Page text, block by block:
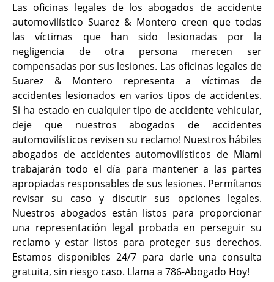
Las oficinas legales de los abogados de accidente
automovilístico Suarez & Montero creen que todas
las víctimas que han sido lesionadas por la
negligencia de otra persona merecen ser
compensadas por sus lesiones. Las oficinas legales de
Suarez & Montero representa a víctimas de
accidentes lesionados en varios tipos de accidentes.
Si ha estado en cualquier tipo de accidente vehicular,
deje que nuestros abogados de accidentes
automovilísticos revisen su reclamo! Nuestros hábiles
abogados de accidentes automovilísticos de Miami
trabajarán todo el día para mantener a las partes
apropiadas responsables de sus lesiones. Permítanos
revisar su caso y discutir sus opciones legales.
Nuestros abogados están listos para proporcionar
una representación legal probada en perseguir su
reclamo y estar listos para proteger sus derechos.
Estamos disponibles 24/7 para darle una consulta
gratuita, sin riesgo caso. Llama a 786-Abogado Hoy!